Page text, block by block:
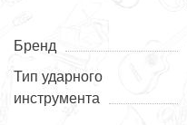
Бренд
Тип ударного
инструмента